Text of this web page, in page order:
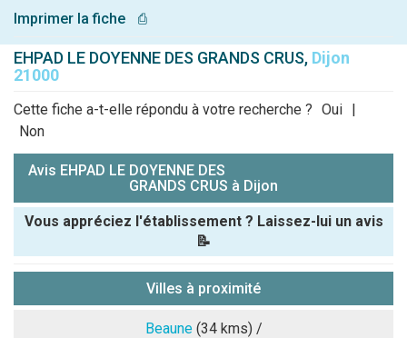
Imprimer la fiche
⎙
EHPAD LE DOYENNE DES GRANDS CRUS, Dijon
21000
Cette fiche a-t-elle répondu à votre recherche ? Oui |
Non
Avis EHPAD LE DOYENNE DES
GRANDS CRUS à Dijon
Vous appréciez l'établissement ? Laissez-lui un avis
📝
Note que vous souhaitez attribuer :
Villes à proximité
Beaune(34 kms) /